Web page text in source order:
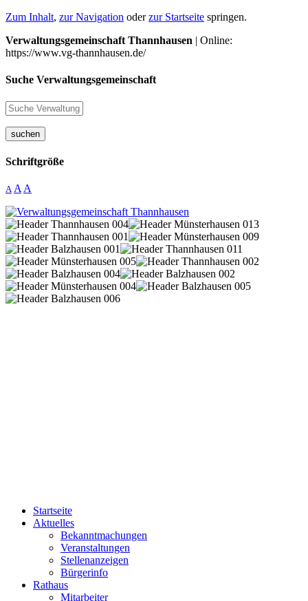
Zum Inhalt, zur Navigation oderzur Startseite springen.
Verwaltungsgemeinschaft Thannhausen | Online:
https://www.vg-thannhausen.de/
Suche Verwaltungsgemeinschaft
suchen
Schriftgröße
A A A
Startseite
Aktuelles
Bekanntmachungen
Veranstaltungen
Stellenanzeigen
Bürgerinfo
Rathaus
Mitarbeiter